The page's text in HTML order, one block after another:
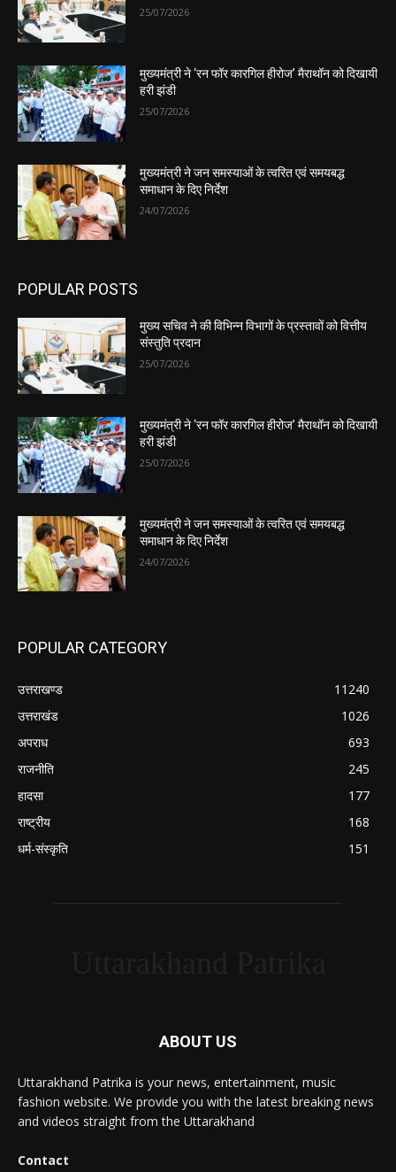
25/07/2026
मुख्यमंत्री ने ‘रन फॉर कारगिल हीरोज’ मैराथॉन को दिखायी
हरी झंडी
25/07/2026
मुख्यमंत्री ने जन समस्याओं के त्वरित एवं समयबद्ध
समाधान के दिए निर्देश
24/07/2026
POPULAR POSTS
मुख्य सचिव ने की विभिन्न विभागों के प्रस्तावों को वित्तीय
संस्तुति प्रदान
25/07/2026
मुख्यमंत्री ने ‘रन फॉर कारगिल हीरोज’ मैराथॉन को दिखायी
हरी झंडी
25/07/2026
मुख्यमंत्री ने जन समस्याओं के त्वरित एवं समयबद्ध
समाधान के दिए निर्देश
24/07/2026
POPULAR CATEGORY
उत्तराखण्ड
11240
उत्तराखंड
1026
अपराध
693
राजनीति
245
हादसा
177
राष्ट्रीय
168
धर्म-संस्कृति
151
ABOUT US
Uttarakhand Patrika is your news, entertainment, music
fashion website. We provide you with the latest breaking news
and videos straight from the Uttarakhand
Contact